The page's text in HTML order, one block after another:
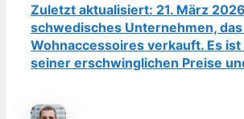
Zuletzt aktualisiert: 21. März
schwedisches Unternehmen,
Wohnaccessoires verkauft. Es
seiner erschwinglichen Preise